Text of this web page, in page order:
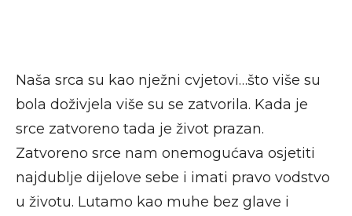
Naša srca su kao nježni cvjetovi…što više su
bola doživjela više su se zatvorila. Kada je
srce zatvoreno tada je život prazan.
Zatvoreno srce nam onemogućava osjetiti
najdublje dijelove sebe i imati pravo vodstvo
u životu. Lutamo kao muhe bez glave i